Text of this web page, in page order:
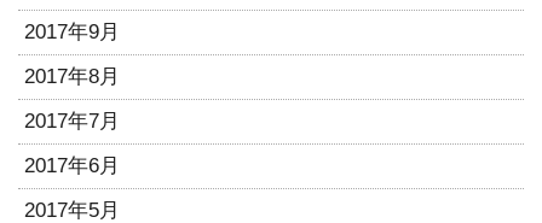
2017年9月
2017年8月
2017年7月
2017年6月
2017年5月